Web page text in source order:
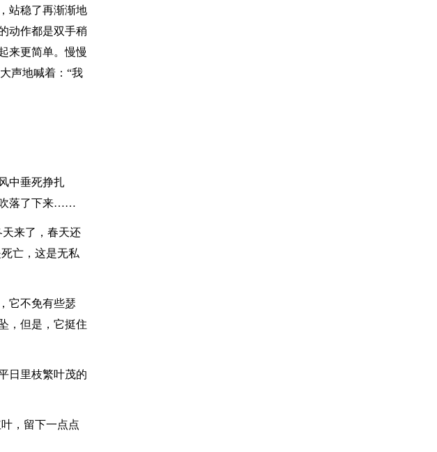
站稳了再渐渐地
动作都是双手稍
来更简单。慢慢
声地喊着：“我
中垂死挣扎
吹落了下来……
来了，春天还
亡，这是无私
它不免有些瑟
，但是，它挺住
日里枝繁叶茂的
，留下一点点